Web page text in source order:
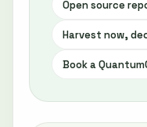
Open source
Harvest now,
Book a